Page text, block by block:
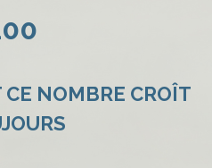
CE NOMBRE CROÎT